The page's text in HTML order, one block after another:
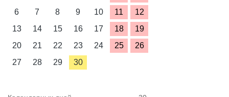
6
7 8 9 10 11
12
13
14 15 16 17 18
19
20
21 22 23 24 25
26
27
28 29 30